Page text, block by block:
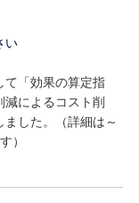
い
て「効果の算定指
によるコスト削
した。（詳細は～
）